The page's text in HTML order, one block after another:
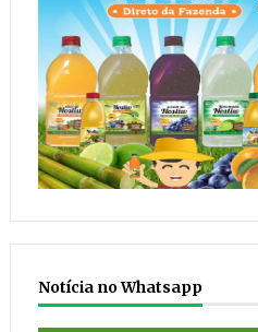
Notícia no Whatsapp